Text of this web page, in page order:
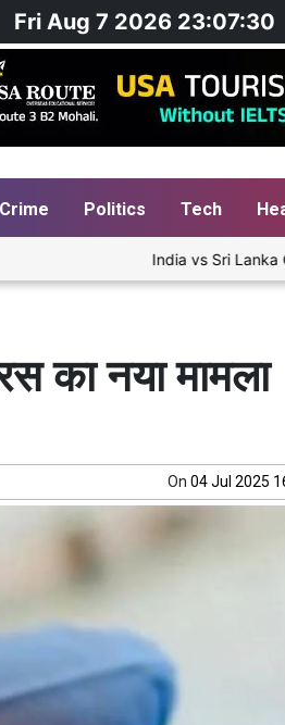
Fri Aug 7 2026 23:07:31
Crime Politics Tech
India vs Sri Lanka Cricket XI,
का नया मामला
On 04 Jul 2025